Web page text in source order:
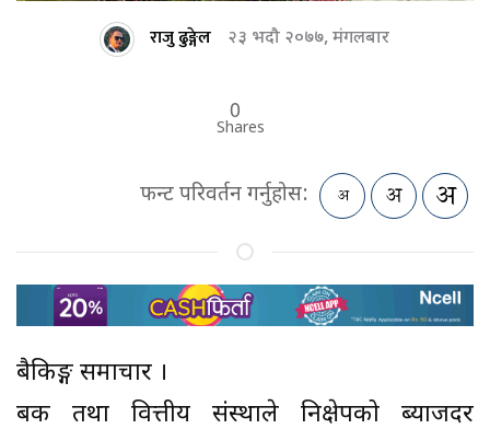
राजु ढुङ्गेल २३ भदौ २०७७, मंगलबार
0
Shares
फन्ट परिवर्तन गर्नुहोस:
बैकिङ्ग समाचार ।
बैंक तथा वित्तीय संस्थाले निक्षेपको ब्याजदर